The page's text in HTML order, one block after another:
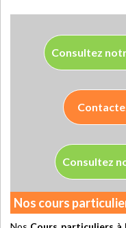
Consultez
Consultez
Nos cours